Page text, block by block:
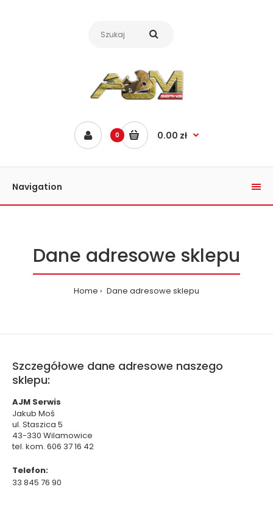
0 0.00 zł
Navigation
Dane adresowe sklepu
Home Dane adresowe sklepu
Szczegółowe dane adresowe naszego
sklepu:
AJM Serwis
Jakub Moś
ul. Staszica 5
43-330 Wilamowice
tel. kom. 606 37 16 42
Telefon:
33 845 76 90